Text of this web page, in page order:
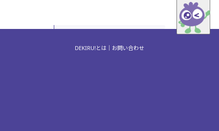
DEKIRU!とは お問い合わせ